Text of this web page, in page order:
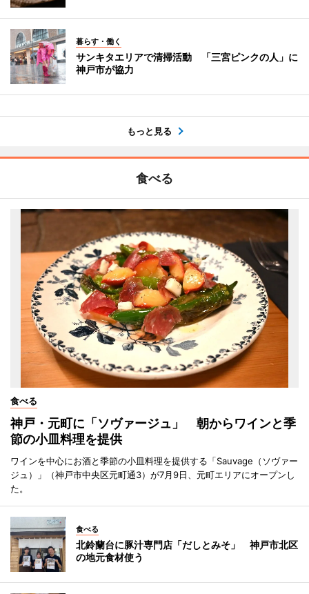
暮らす・働く
サンキタエリアで清掃活動 「三宮ピンクの人」に
神戸市が協力
もっと見る
食べる
食べる
神戸・元町に「ソヴァージュ」 朝からワインと季
節の小皿料理を提供
ワインを中心にお酒と季節の小皿料理を提供する「Sauvage（ソヴァー
ジュ）」（神戸市中央区元町通3）が7月9日、元町エリアにオープンし
た。
食べる
北鈴蘭台に豚汁専門店「だしとみそ」 神戸市北区
の地元食材使う